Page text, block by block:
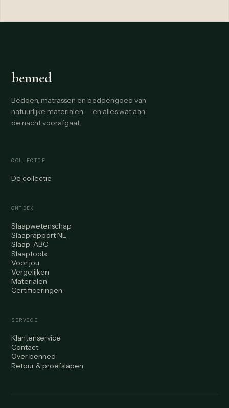
benned
Bedden, matrassen en beddengoed van
natuurlijke materialen — en alles wat aan
de nacht voorafgaat.
COLLECTIE
De collectie
ONTDEK
Slaapwetenschap
Slaaprapport NL
Slaap-ABC
Slaaptools
Voor jou
Vergelijken
Materialen
Certificeringen
SERVICE
Klantenservice
Contact
Over benned
Retour & proefslapen